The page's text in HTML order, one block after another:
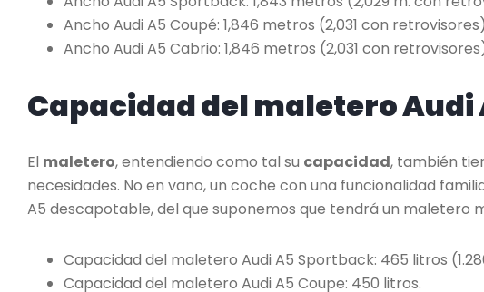
Ancho Audi A5 Coupé: 1,846 metros (2,031 con
Ancho Audi A5 Cabrio: 1,846 metros (2,031 con
Capacidad del maletero Audi
El maletero, entendiendo como tal su capacidad, también
necesidades. No en vano, un coche con una funcionalidad
A5 descapotable, del que suponemos que tendrá un maletero
Capacidad del maletero Audi A5 Sportback: 465 litros
Capacidad del maletero Audi A5 Coupe: 450 litros.